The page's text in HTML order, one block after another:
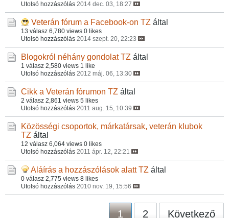
Utolsó hozzászólás 2014 dec. 03, 18:27
Veterán fórum a Facebook-on TZ által
13 válasz 6,780 views 0 likes
Utolsó hozzászólás 2014 szept. 20, 22:23
Blogokról néhány gondolat TZ által
1 válasz 2,580 views 1 like
Utolsó hozzászólás 2012 máj. 06, 13:30
Cikk a Veterán fórumon TZ által
2 válasz 2,861 views 5 likes
Utolsó hozzászólás 2011 aug. 15, 10:39
Közösségi csoportok, márkatársak, veterán klubok
TZ által
12 válasz 6,064 views 0 likes
Utolsó hozzászólás 2011 ápr. 12, 22:21
Aláírás a hozzászólások alatt TZ által
0 válasz 2,775 views 8 likes
Utolsó hozzászólás 2010 nov. 19, 15:56
1 2 Következő